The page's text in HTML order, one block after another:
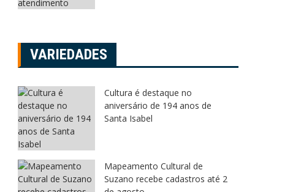
VARIEDADES
Cultura é destaque no
aniversário de 194 anos de
Santa Isabel
Mapeamento Cultural de
Suzano recebe cadastros até 2